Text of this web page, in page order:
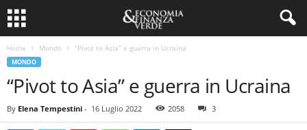
Home Mondo “Pivot to Asia” e guerra in Ucraina
MONDO
“Pivot to Asia” e guerra in Ucraina
By Elena Tempestini - 16 Luglio 2022 2058 3